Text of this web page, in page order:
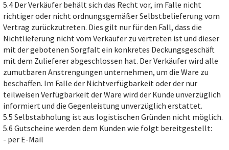
5.4 Der Verkäufer behält sich das Recht vor, im Falle nicht
richtiger oder nicht ordnungsgemäßer Selbstbelieferung vom
Vertrag zurückzutreten. Dies gilt nur für den Fall, dass die
Nichtlieferung nicht vom Verkäufer zu vertreten ist und dieser
mit der gebotenen Sorgfalt ein konkretes Deckungsgeschäft
mit dem Zulieferer abgeschlossen hat. Der Verkäufer wird alle
zumutbaren Anstrengungen unternehmen, um die Ware zu
beschaffen. Im Falle der Nichtverfügbarkeit oder der nur
teilweisen Verfügbarkeit der Ware wird der Kunde unverzüglich
informiert und die Gegenleistung unverzüglich erstattet.
5.5 Selbstabholung ist aus logistischen Gründen nicht möglich.
5.6 Gutscheine werden dem Kunden wie folgt bereitgestellt:
- per E-Mail